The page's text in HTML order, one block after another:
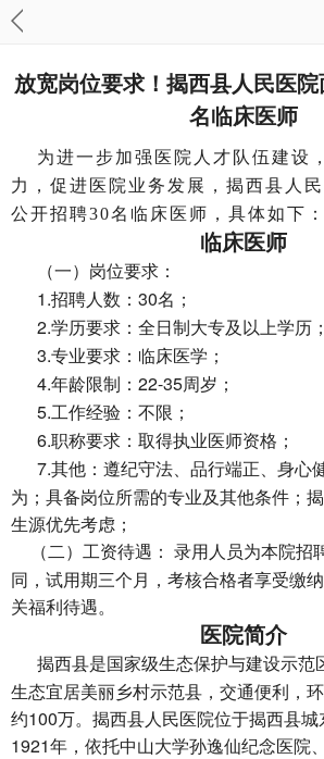
放宽岗位要求！揭西县人民医
名临床医师
为进一步加强医院人才队伍建设
力，促进医院业务发展，揭西县人
公开招聘30名临床医师，具体如下：
临床医师
（一）岗位要求：
1.招聘人数：30名；
2.学历要求：全日制大专及以上学历；
3.专业要求：临床医学；
4.年龄限制：22-35周岁；
5.工作经验：不限；
6.职称要求：取得执业医师资格；
7.其他：遵纪守法、品行端正、身心
为；具备岗位所需的专业及其他条件；
生源优先考虑；
（二）工资待遇： 录用人员为本院
同，试用期三个月，考核合格者享受缴
关福利待遇。
医院简介
揭西县是国家级生态保护与建设示范
生态宜居美丽乡村示范县，交通便利，
约100万。揭西县人民医院位于揭西县
1921年，依托中山大学孙逸仙纪念医院